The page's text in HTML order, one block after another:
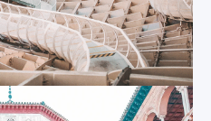
Metropol
Parasol